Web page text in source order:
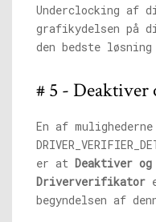
Underclocking af
grafikydelsen på
den bedste
# 5 -
En af
er at Deaktiver
Driververifikator
begyndelsen af